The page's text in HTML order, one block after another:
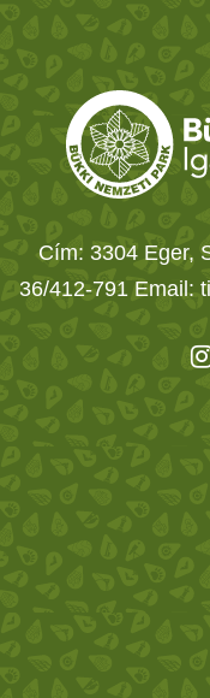
Cím: 3304 Eger,
36/412-791 Email: